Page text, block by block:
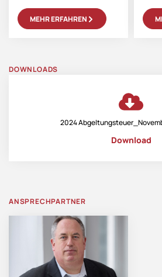
MEHR ERFAHREN
DOWNLOADS
2024
Download
ANSPRECHPARTNER